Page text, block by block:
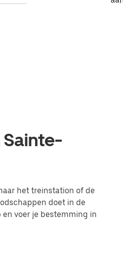
Sainte-
het treinstation of de
doet in de
voer je bestemming in